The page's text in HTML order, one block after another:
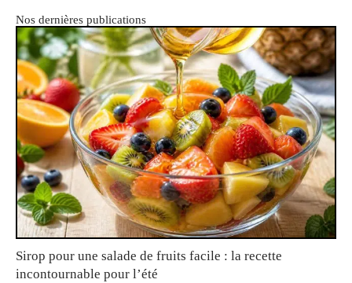
Nos dernières publications
Sirop pour une salade de fruits facile : la recette
incontournable pour l’été